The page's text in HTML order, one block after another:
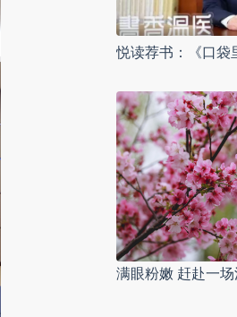
悦读荐书：《口袋
满眼粉嫩 赶赴一